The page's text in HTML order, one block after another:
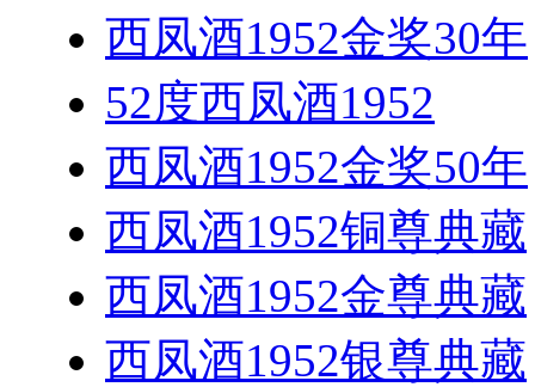
西凤酒1952金奖30年
52度西凤酒1952
西凤酒1952金奖50年
西凤酒1952铜尊典藏
西凤酒1952金尊典藏
西凤酒1952银尊典藏